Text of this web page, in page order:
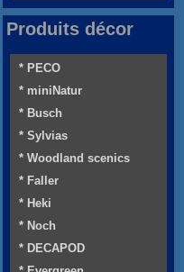
Produits décor
* PECO
* miniNatur
* Busch
* Sylvias
* Woodland scenics
* Faller
* Heki
* Noch
* DECAPOD